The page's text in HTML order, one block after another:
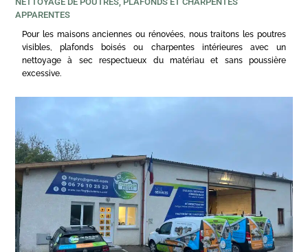
APPARENTES
Pour les maisons anciennes ou rénovées, nous traitons les poutres
visibles, plafonds boisés ou charpentes intérieures avec un
nettoyage à sec respectueux du matériau et sans poussière
excessive.